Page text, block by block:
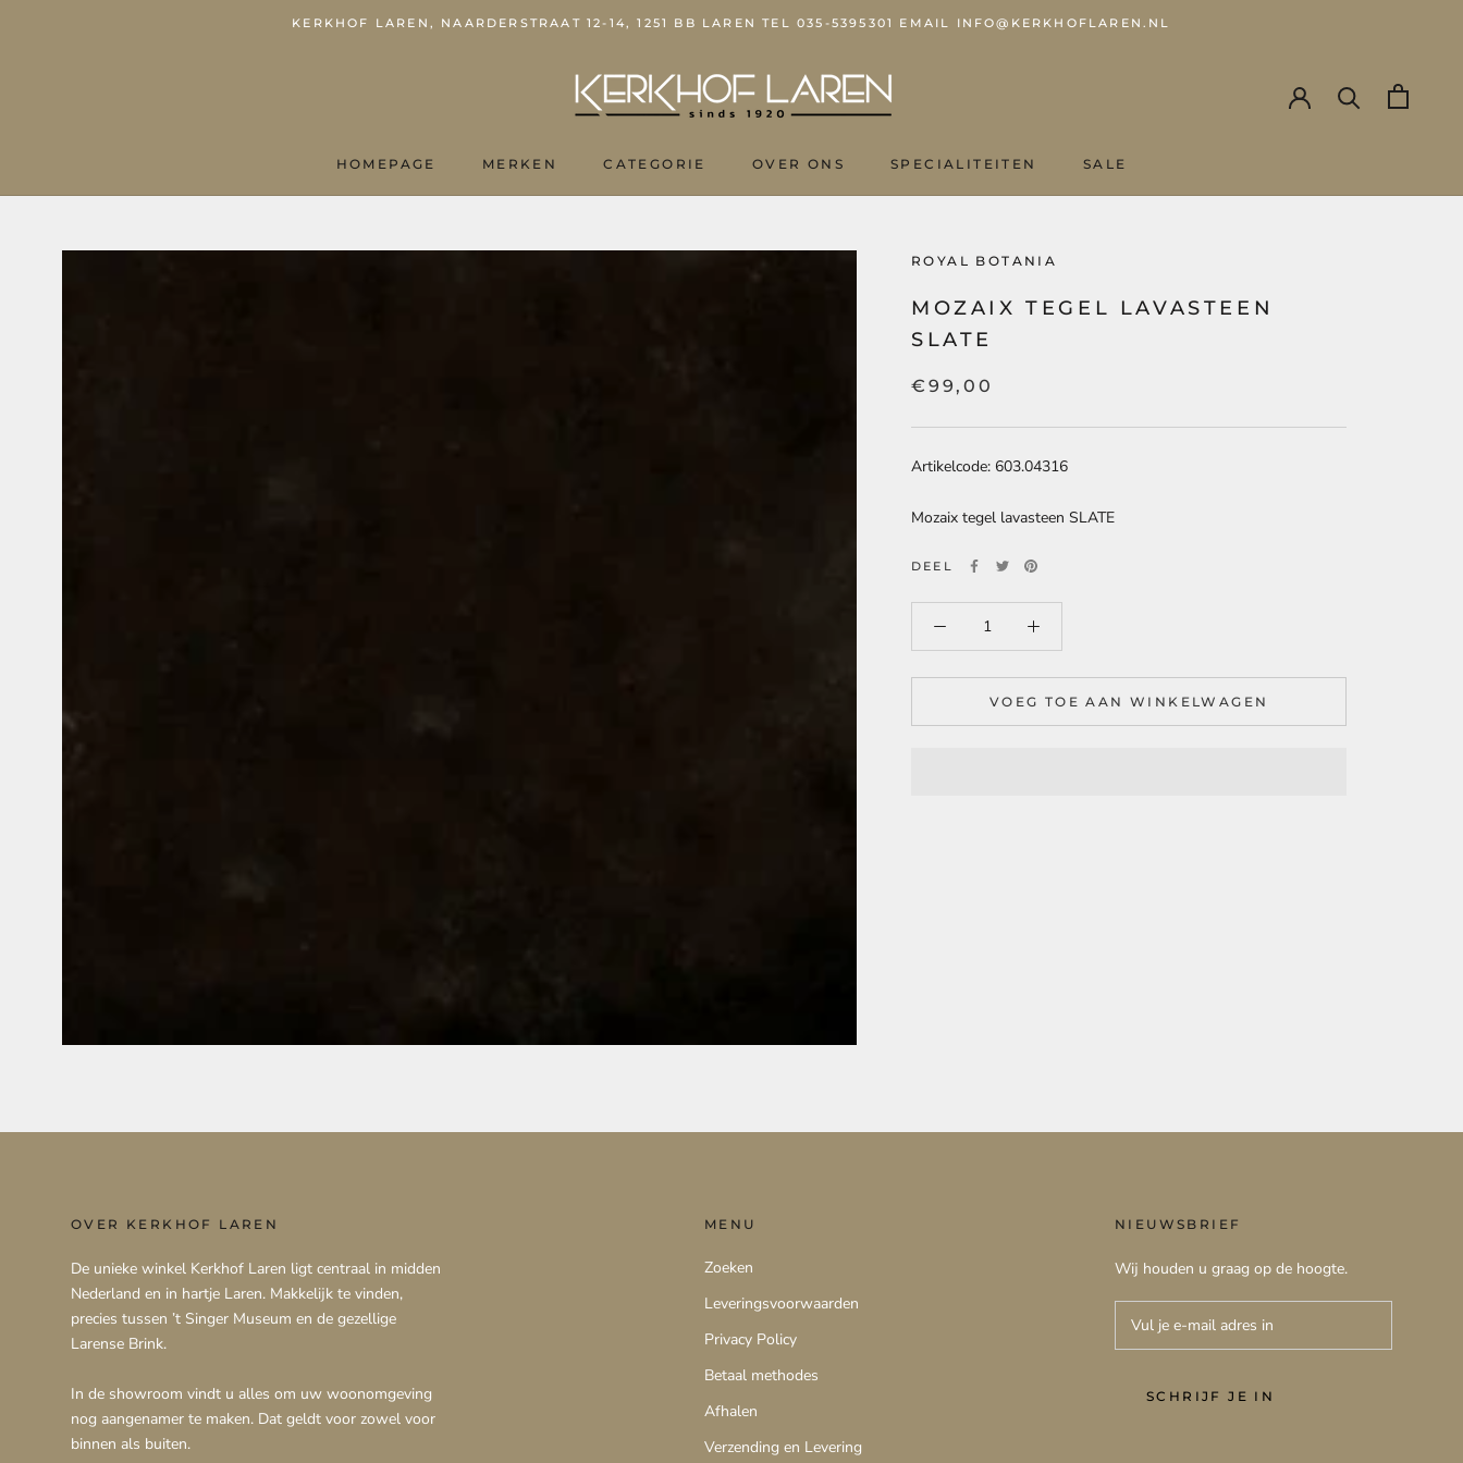
KERKHOF LAREN, NAARDERSTRAAT 12-14, 1251 BB LAREN TEL 035-5395301 EMAIL INFO@KERKHOFLAREN.NL
HOMEPAGE
MERKEN CATEGORIE
OVER ONS
SPECIALITEITEN
SALE
ROYAL BOTANIA
MOZAIX TEGEL LAVASTEEN
SLATE
€99,00
Artikelcode: 603.04316
Mozaix tegel lavasteen SLATE
DEEL
VOEG TOE AAN WINKELWAGEN
OVER KERKHOF LAREN
De unieke winkel Kerkhof Laren ligt centraal in midden
Nederland en in hartje Laren. Makkelijk te vinden,
precies tussen ’t Singer Museum en de gezellige
Larense Brink.
In de showroom vindt u alles om uw woonomgeving
nog aangenamer te maken. Dat geldt voor zowel voor
binnen als buiten.
MENU
Zoeken
Leveringsvoorwaarden
Privacy Policy
Betaal methodes
Afhalen
Verzending en Levering
NIEUWSBRIEF
Wij houden u graag op de hoogte.
SCHRIJF JE IN